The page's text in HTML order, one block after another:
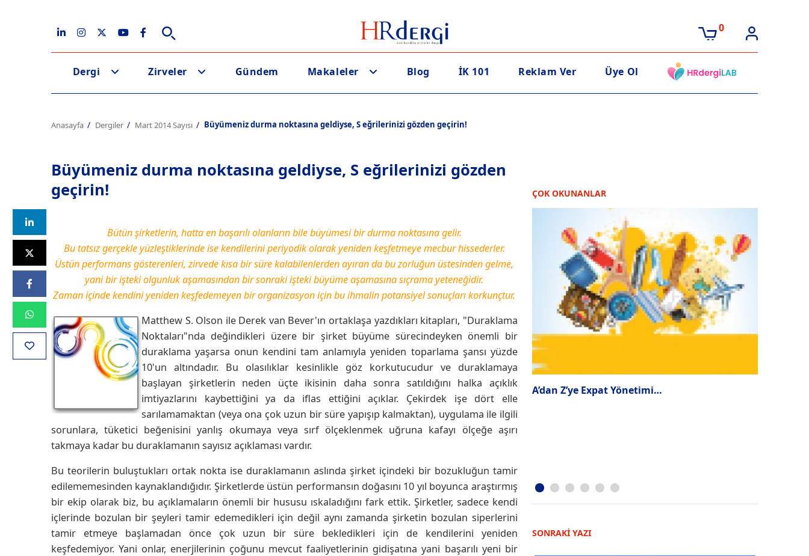
0
Dergi Zirveler Gündem Makaleler Blog İK 101 Reklam Ver Üye Ol
Anasayfa Dergiler Mart 2014 Sayısı Büyümeniz durma noktasına geldiyse, S eğrilerinizi gözden geçirin!
Büyümeniz durma noktasına geldiyse, S eğrilerinizi gözden
geçirin!
Bütün şirketlerin, hatta en başarılı olanların bile büyümesi bir durma noktasına gelir.
Bu tatsız gerçekle yüzleştiklerinde ise kendilerini periyodik olarak yeniden keşfetmeye mecbur hissederler.
Üstün performans gösterenleri, zirvede kısa bir süre kalabilenlerden ayıran da bu zorluğun üstesinden gelme,
yani bir işteki olgunluk aşamasından bir sonraki işteki büyüme aşamasına sıçrama yeteneğidir.
Zaman içinde kendini yeniden keşfedemeyen bir organizasyon için bu ihmalin potansiyel sonuçları korkunçtur.
Matthew S. Olson ile Derek van Bever'ın ortaklaşa yazdıkları kitapları, "Duraklama
Noktaları"nda değindikleri üzere bir şirket büyüme sürecindeyken önemli bir
duraklama yaşarsa onun kendini tam anlamıyla yeniden toparlama şansı yüzde
10'un altındadır. Bu olasılıklar kesinlikle göz korkutucudur ve duraklamaya
başlayan şirketlerin neden üçte ikisinin daha sonra satıldığını halka açıklık
imtiyazlarını kaybettiğini ya da iflas ettiğini açıklar. Çekirdek işe dört elle
sarılamamaktan (veya ona çok uzun bir süre yapışıp kalmaktan), uygulama ile ilgili
sorunlara, tüketici beğenisini yanlış okumaya veya sırf ölçeklenmek uğruna kafayı ölçeğe aşırı
takmaya kadar bu duraklamanın sayısız açıklaması vardır.
Bu teorilerin buluştukları ortak nokta ise duraklamanın aslında şirket içindeki bir bozukluğun tamir
edilememesinden kaynaklandığıdır. Şirketlerde üstün performansın doğasını 10 yıl boyunca araştırmış
bir ekip olarak biz, bu açıklamaların önemli bir hususu ıskaladığını fark ettik. Şirketler, sadece kendi
içlerinde bozulan bir şeyleri tamir edemedikleri için değil aynı zamanda şirketin bozulan siperlerini
tamir etmeye başlamadan önce çok uzun bir süre bekledikleri için de kendilerini yeniden
keşfedemiyor. Yani onlar, enerjilerinin çoğunu mevcut faaliyetlerinin gidişatına yani başarılı yeni bir
ÇOK OKUNANLAR
A’dan Z’ye Expat Yönetimi…
SONRAKİ YAZI